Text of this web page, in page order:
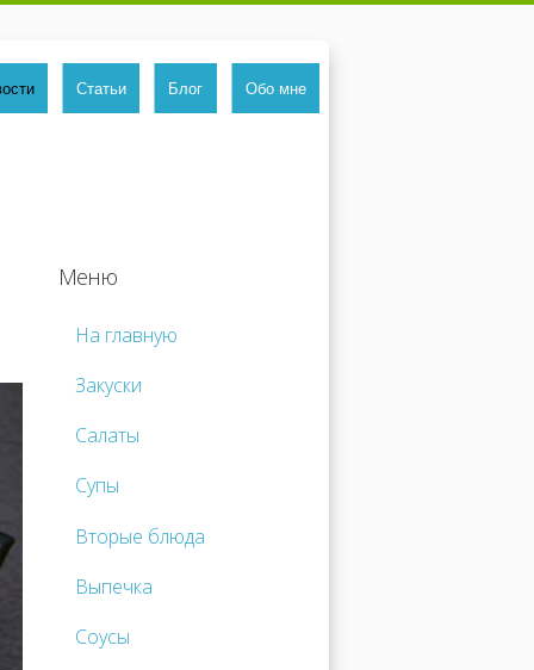
Статьи Блог Обо мне
Меню
На главную
Закуски
Салаты
Супы
Вторые блюда
Выпечка
Соусы